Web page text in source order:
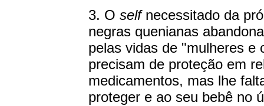
3. O selfnecessitado da
negras quenianas
pelas vidas de "mulheres e
precisam de proteção em
medicamentos, mas lhe
proteger e ao seu bebê no